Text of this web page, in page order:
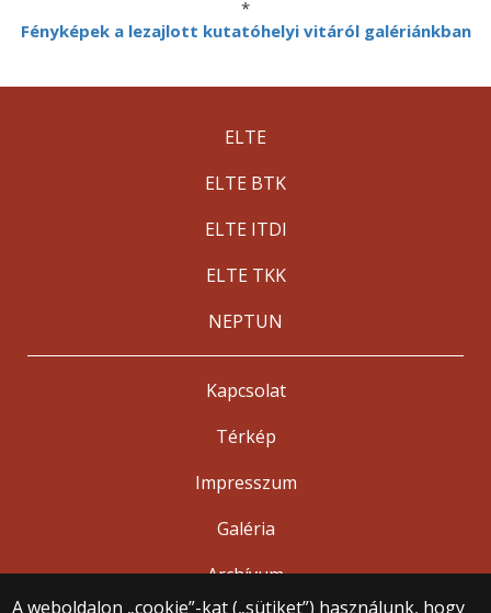
*
Fényképek a lezajlott kutatóhelyi vitáról galériánkban
A weboldalon „cookie”-kat („sütiket”) használunk, hogy
ELTE
ELTE BTK
ELTE ITDI
ELTE TKK
NEPTUN
Kapcsolat
Térkép
Impresszum
Galéria
Archívum